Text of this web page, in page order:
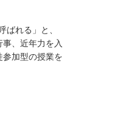
れる」と、
、近年力を入
加型の授業を